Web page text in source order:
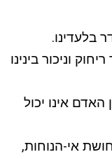
בלעדינו.
וניכור בינינו
האדם אינו יכול
אי-הנוחות,